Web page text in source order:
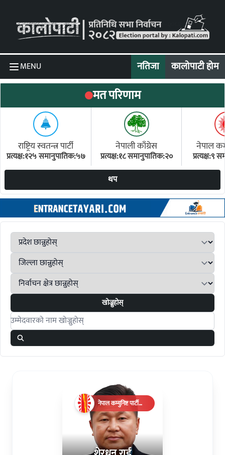
MENU नतिजा कालोपाटी होम
मत परिणाम
राष्ट्रिय स्वतन्त्र पार्टी
प्रत्यक्ष:१२५ समानुपातिक:५७
नेपाली काँग्रेस
प्रत्यक्ष:१८ समानुपातिक:२०
नेपाल
प्रत्यक्ष:९
थप
खोज्नुहोस्
Search candidates
नेपाल कम्युनिष्ट पार्टी
(एमाले)